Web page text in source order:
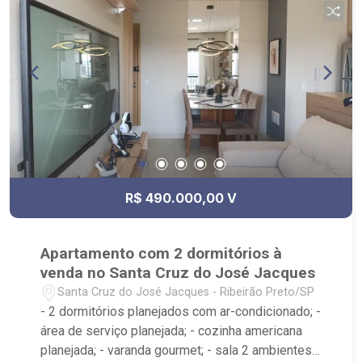
R$ 490.000,00 V
Apartamento com 2 dormitórios à
venda no Santa Cruz do José Jacques
Santa Cruz do José Jacques - Ribeirão Preto/SP
- 2 dormitórios planejados com ar-condicionado; -
área de serviço planejada; - cozinha americana
planejada; - varanda gourmet; - sala 2 ambientes;